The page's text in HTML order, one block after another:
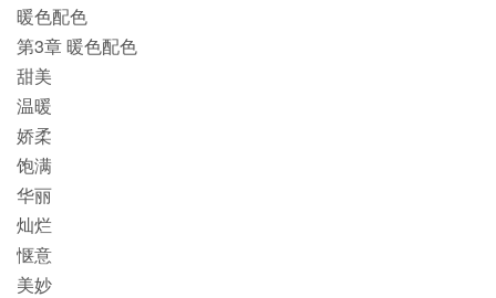
暖色配色
第3章 暖色配色
甜美
温暖
娇柔
饱满
华丽
灿烂
惬意
美妙